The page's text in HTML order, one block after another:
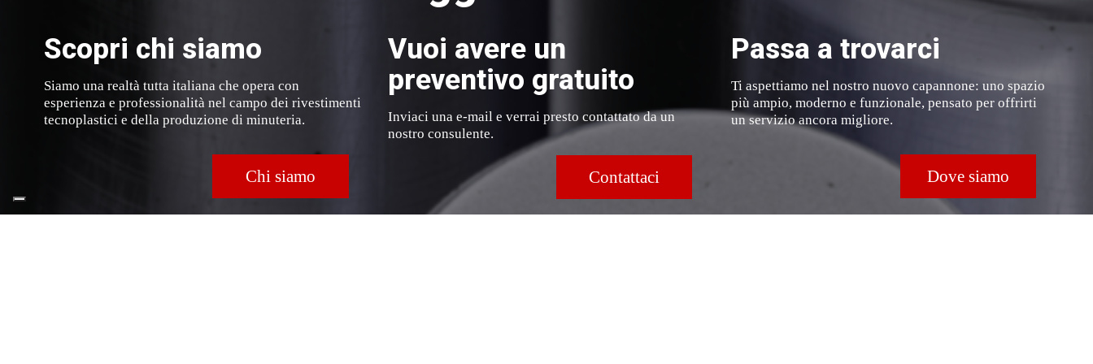
Scopri chi siamo
Siamo una realtà tutta italiana che opera con
esperienza e professionalità nel campo dei rivestimenti
tecnoplastici e della produzione di minuteria.
Chi siamo
Vuoi avere un
preventivo gratuito
Inviaci una e-mail e verrai presto contattato da un
nostro consulente.
Contattaci
Passa a trovarci
Ti aspettiamo nel nostro nuovo capannone: uno spazio
più ampio, moderno e funzionale, pensato per offrirti
un servizio ancora migliore.
Dove siamo